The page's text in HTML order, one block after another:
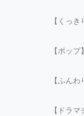
【くっき
【ポップ】
【ふんわ
【ドラマ